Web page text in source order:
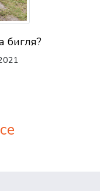
бигля?